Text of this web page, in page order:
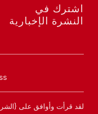
اشترك في
النشرة الإخبارية
لقد قرأت وأوافق على